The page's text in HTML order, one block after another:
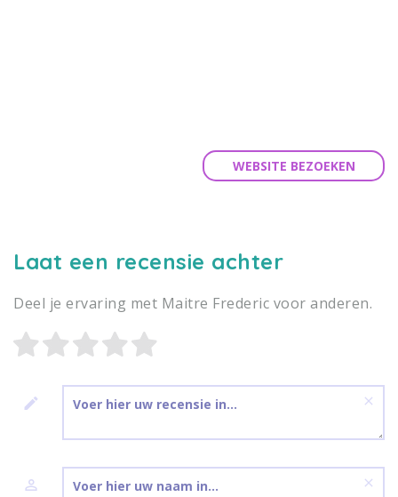
WEBSITE BEZOEKEN
Laat een recensie achter
Deel je ervaring met Maitre Frederic voor anderen.